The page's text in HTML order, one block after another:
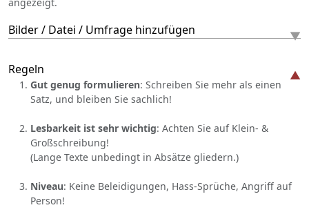
Bilder / Datei / Umfrage hinzufügen
Regeln
Gut genug formulieren: Schreiben Sie mehr als einen
Satz, und bleiben Sie sachlich!
Lesbarkeit ist sehr wichtig: Achten Sie auf Klein- &
Großschreibung!
(Lange Texte unbedingt in Absätze gliedern.)
Niveau: Keine Beleidigungen, Hass-Sprüche, Angriff auf
Person!